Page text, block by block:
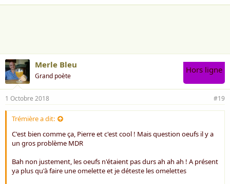
Merle Bleu
Grand poète
Hors ligne
1 Octobre 2018 #19
Trémière a dit:
C'est bien comme ça, Pierre et c'est cool ! Mais question oeufs il y a
un gros problème MDR
Bah non justement, les oeufs n'étaient pas durs ah ah ah ! A présent
ya plus qu'à faire une omelette et je déteste les omelettes